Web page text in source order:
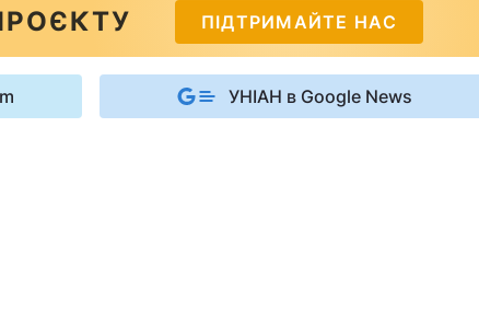
ПІДТРИМАЙТЕ НАС
УНІАН в Google News